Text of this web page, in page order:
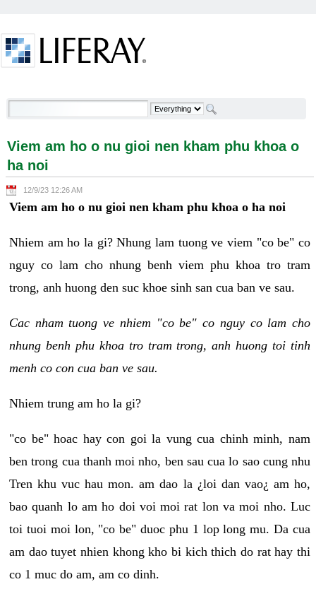
Viem am ho o nu gioi nen kham phu khoa o ha noi -
Viem am ho o nu gioi nen kham phu khoa o
ha noi
12/9/23 12:26 AM
Viem am ho o nu gioi nen kham phu khoa o ha noi
Nhiem am ho la gi? Nhung lam tuong ve viem "co be" co
nguy co lam cho nhung benh viem phu khoa tro tram
trong, anh huong den suc khoe sinh san cua ban ve sau.
Cac nham tuong ve nhiem "co be" co nguy co lam cho
nhung benh phu khoa tro tram trong, anh huong toi tinh
menh co con cua ban ve sau.
Nhiem trung am ho la gi?
"co be" hoac hay con goi la vung cua chinh minh, nam
ben trong cua thanh moi nho, ben sau cua lo sao cung nhu
Tren khu vuc hau mon. am dao la ¿loi dan vao¿ am ho,
bao quanh lo am ho doi voi moi rat lon va moi nho. Luc
toi tuoi moi lon, "co be" duoc phu 1 lop long mu. Da cua
am dao tuyet nhien khong kho bi kich thich do rat hay thi
co 1 muc do am, am co dinh.